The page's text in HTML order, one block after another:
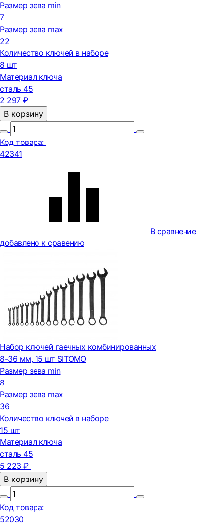
Размер зева min
7
Размер зева max
22
Количество ключей в наборе
8 шт
Материал ключа
сталь 45
2 297 ₽
В корзину
Код товара:
42341
В сравнение
добавлено к сравению
Набор ключей гаечных комбинированных
8-36 мм, 15 шт SITOMO
Размер зева min
8
Размер зева max
36
Количество ключей в наборе
15 шт
Материал ключа
сталь 45
5 223 ₽
В корзину
Код товара:
52030